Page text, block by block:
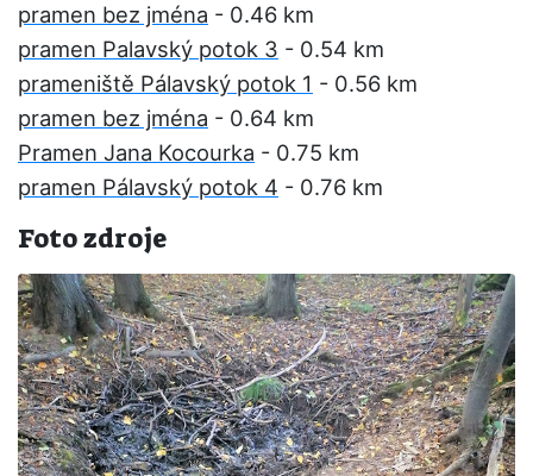
pramen bez jména - 0.46 km
pramen Palavský potok 3 - 0.54 km
prameniště Pálavský potok 1 - 0.56 km
pramen bez jména - 0.64 km
Pramen Jana Kocourka - 0.75 km
pramen Pálavský potok 4 - 0.76 km
Foto zdroje